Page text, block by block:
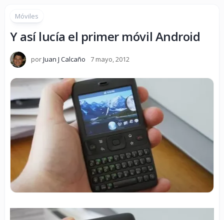
Móviles
Y así lucía el primer móvil Android
porJuan J Calcaño 7 mayo, 2012